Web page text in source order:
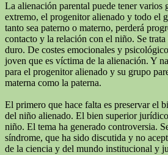
La alienación parental puede tener varios
extremo, el progenitor alienado y todo el
tanto sea paterno o materno, perderá
contacto y la relación con el niño. Se
duro. De costes emocionales y
joven que es víctima de la alienación. Y
para el progenitor alienado y su grupo
materna como la paterna.
El primero que hace falta es preservar el
del niño alienado. El bien superior
niño. El tema ha generado controversia.
síndrome, que ha sido discutida y no
de la ciencia y del mundo institucional y